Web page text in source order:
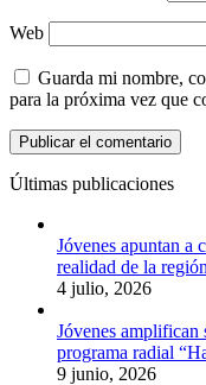
Web
Guarda mi nombre,
para la próxima vez que
Últimas publicaciones
Jóvenes apuntan a
realidad de la región
4 julio, 2026
Jóvenes amplifican
programa radial
9 junio, 2026